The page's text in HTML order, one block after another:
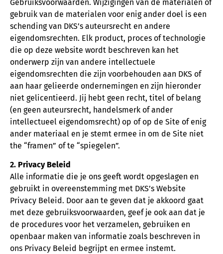
Gebruiksvoorwaarden. Wijzigingen van de materialen of
gebruik van de materialen voor enig ander doel is een
schending van DKS’s auteursrecht en andere
eigendomsrechten. Elk product, proces of technologie
die op deze website wordt beschreven kan het
onderwerp zijn van andere intellectuele
eigendomsrechten die zijn voorbehouden aan DKS of
aan haar gelieerde ondernemingen en zijn hieronder
niet gelicentieerd. Jij hebt geen recht, titel of belang
(en geen auteursrecht, handelsmerk of ander
intellectueel eigendomsrecht) op of op de Site of enig
ander materiaal en je stemt ermee in om de Site niet
the “framen” of te “spiegelen”.
2. Privacy Beleid
Alle informatie die je ons geeft wordt opgeslagen en
gebruikt in overeenstemming met DKS’s Website
Privacy Beleid. Door aan te geven dat je akkoord gaat
met deze gebruiksvoorwaarden, geef je ook aan dat je
de procedures voor het verzamelen, gebruiken en
openbaar maken van informatie zoals beschreven in
ons Privacy Beleid begrijpt en ermee instemt.